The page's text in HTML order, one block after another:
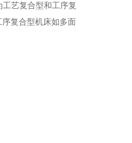
艺复合型和工序复
复合型机床如多面